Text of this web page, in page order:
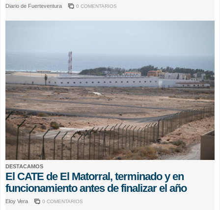
Diario de Fuerteventura 0 COMENTARIOS
DESTACAMOS
El CATE de El Matorral, terminado y en
funcionamiento antes de finalizar el año
Eloy Vera 0 COMENTARIOS